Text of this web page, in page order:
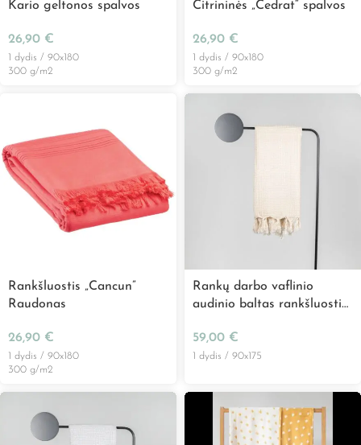
Kario geltonos spalvos
26,90 €
1 dydis / 90x180
300 g/m2
Citrininės „Cedrat“ spalvos
26,90 €
1 dydis / 90x180
300 g/m2
Rankšluostis „Cancun”
Raudonas
26,90 €
1 dydis / 90x180
300 g/m2
Rankų darbo vaflinio
audinio baltas rankšluostis
59,00 €
1 dydis / 90x175